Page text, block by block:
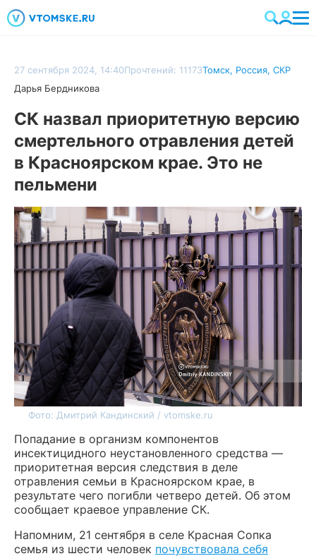
27 сентября 2024, 14:40Прочтений: 11173Томск, Россия, СКР
Дарья Бердникова
СК назвал приоритетную версию
смертельного отравления детей
в Красноярском крае. Это не
пельмени
Фото: Дмитрий Кандинский / vtomske.ru
Попадание в организм компонентов
инсектицидного неустановленного средства —
приоритетная версия следствия в деле
отравления семьи в Красноярском крае, в
результате чего погибли четверо детей. Об этом
сообщает краевое управление СК.
Напомним, 21 сентября в селе Красная Сопка
семья из шести человек почувствовала себя